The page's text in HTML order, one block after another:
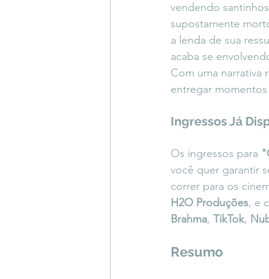
vendendo
supostamente
a lenda de sua
acaba se
Com uma narrativa
entregar
Ingressos Já
Os ingressos para
você quer garantir
correr para os
H2O Produções, e
Brahma, TikTok,
Resumo